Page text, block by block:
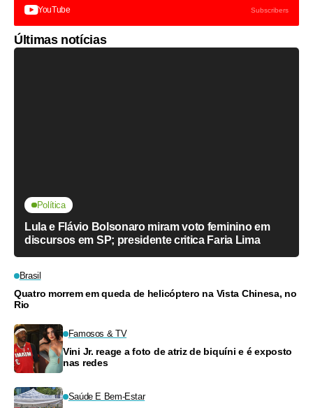
YouTube Subscribers
Últimas notícias
Política
Lula e Flávio Bolsonaro miram voto feminino em
discursos em SP; presidente critica Faria Lima
Brasil
Quatro morrem em queda de helicóptero na Vista Chinesa, no
Rio
Famosos & TV
Vini Jr. reage a foto de atriz de biquíni e é exposto
nas redes
Saúde E Bem-Estar